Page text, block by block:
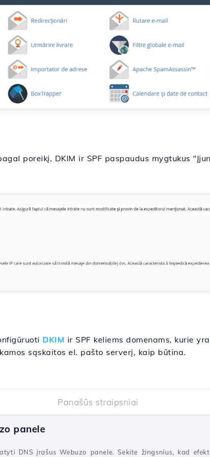
poreikį, DKIM ir SPF paspaudus mygtukus
DKIM ir SPF keliems domenams, kurie
sąskaitos el. pašto serverį, kaip būtina.
Panašūs straipsniai
panele
DNS įrašus Webuzo panele. Sekite žingsnius, kad